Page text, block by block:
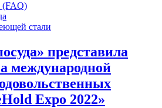
стали
представила
международной
Expo 2022»